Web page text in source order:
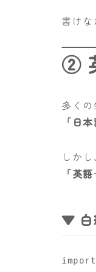
書けな
②
多く
「日
しか
「英
▼ 白